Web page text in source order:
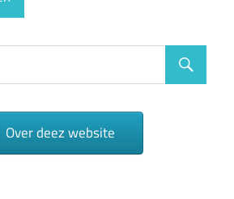
Over deez website